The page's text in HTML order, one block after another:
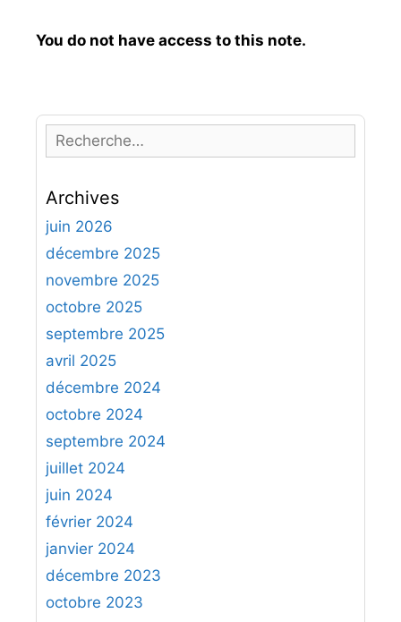
You do not have access to this note.
e
h
e
r
h
e
r
:
Archives
juin 2026
décembre 2025
novembre 2025
octobre 2025
septembre 2025
avril 2025
décembre 2024
octobre 2024
septembre 2024
juillet 2024
juin 2024
février 2024
janvier 2024
décembre 2023
octobre 2023